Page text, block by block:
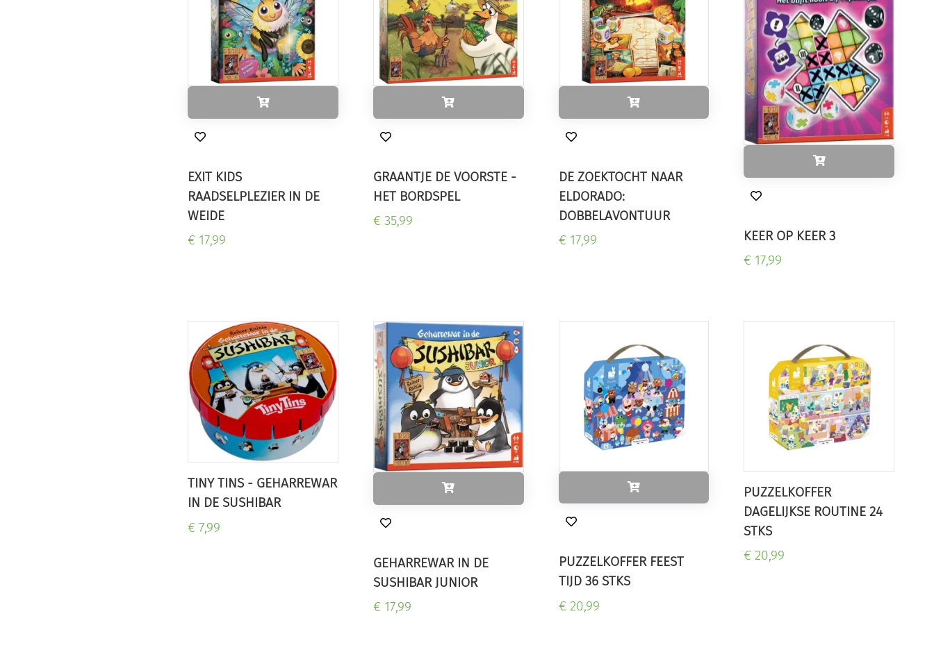
EXIT KIDS
RAADSELPLEZIER IN DE
WEIDE
€ 17,99
GRAANTJE DE VOORSTE -
HET BORDSPEL
€ 35,99
DE ZOEKTOCHT NAAR
ELDORADO:
DOBBELAVONTUUR
€ 17,99
KEER OP KEER 3
€ 17,99
TINY TINS - GEHARREWAR
IN DE SUSHIBAR
€ 7,99
GEHARREWAR IN DE
SUSHIBAR JUNIOR
€ 17,99
PUZZELKOFFER FEEST
TIJD 36 STKS
€ 20,99
PUZZELKOFFER
DAGELIJKSE ROUTINE 24
STKS
€ 20,99